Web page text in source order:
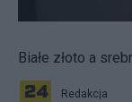
Białe złoto a
Redakcja